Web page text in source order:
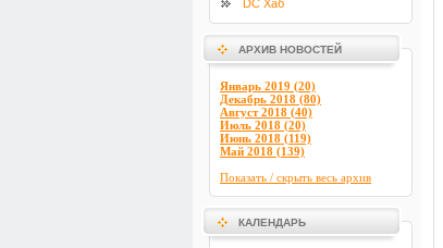
DC Хаб
АРХИВ НОВОСТЕЙ
Январь 2019 (20)
Декабрь 2018 (80)
Август 2018 (40)
Июль 2018 (20)
Июнь 2018 (119)
Май 2018 (139)
Показать / скрыть весь архив
КАЛЕНДАРЬ